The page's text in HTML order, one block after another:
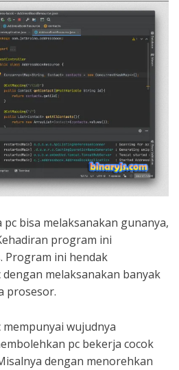
pc bisa melaksanakan gunanya,
program ini
Program ini hendak
melaksanakan banyak
prosesor.
wujudnya
pc bekerja cocok
dengan menorehkan